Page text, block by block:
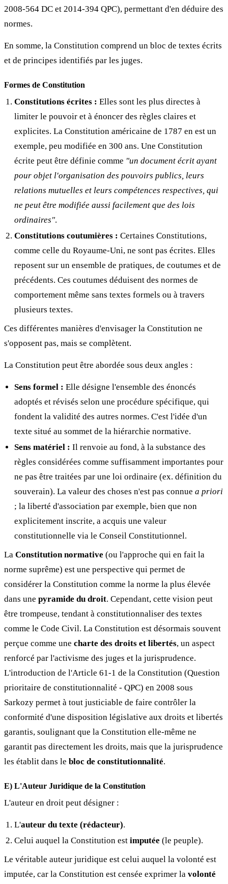
2008-564 DC et 2014-394 QPC), permettant d'en déduire des
normes.
En somme, la Constitution comprend un bloc de textes écrits
et de principes identifiés par les juges.
Formes de Constitution
Constitutions écrites : Elles sont les plus directes à
limiter le pouvoir et à énoncer des règles claires et
explicites. La Constitution américaine de 1787 en est un
exemple, peu modifiée en 300 ans. Une Constitution
écrite peut être définie comme "un document écrit ayant
pour objet l'organisation des pouvoirs publics, leurs
relations mutuelles et leurs compétences respectives, qui
ne peut être modifiée aussi facilement que des lois
ordinaires".
Constitutions coutumières : Certaines Constitutions,
comme celle du Royaume-Uni, ne sont pas écrites. Elles
reposent sur un ensemble de pratiques, de coutumes et de
précédents. Ces coutumes déduisent des normes de
comportement même sans textes formels ou à travers
plusieurs textes.
Ces différentes manières d'envisager la Constitution ne
s'opposent pas, mais se complètent.
La Constitution peut être abordée sous deux angles :
Sens formel : Elle désigne l'ensemble des énoncés
adoptés et révisés selon une procédure spécifique, qui
fondent la validité des autres normes. C'est l'idée d'un
texte situé au sommet de la hiérarchie normative.
Sens matériel : Il renvoie au fond, à la substance des
règles considérées comme suffisamment importantes pour
ne pas être traitées par une loi ordinaire (ex. définition du
souverain). La valeur des choses n'est pas connue a priori
; la liberté d'association par exemple, bien que non
explicitement inscrite, a acquis une valeur
constitutionnelle via le Conseil Constitutionnel.
La Constitution normative (ou l'approche qui en fait la
norme suprême) est une perspective qui permet de
considérer la Constitution comme la norme la plus élevée
dans une pyramide du droit. Cependant, cette vision peut
être trompeuse, tendant à constitutionnaliser des textes
comme le Code Civil. La Constitution est désormais souvent
perçue comme une charte des droits et libertés, un aspect
renforcé par l'activisme des juges et la jurisprudence.
L'introduction de l'Article 61-1 de la Constitution (Question
prioritaire de constitutionnalité - QPC) en 2008 sous
Sarkozy permet à tout justiciable de faire contrôler la
conformité d'une disposition législative aux droits et libertés
garantis, soulignant que la Constitution elle-même ne
garantit pas directement les droits, mais que la jurisprudence
les établit dans le bloc de constitutionnalité.
E) L'Auteur Juridique de la Constitution
L'auteur en droit peut désigner :
L'auteur du texte (rédacteur).
Celui auquel la Constitution est imputée (le peuple).
Le véritable auteur juridique est celui auquel la volonté est
imputée, car la Constitution est censée exprimer la volonté